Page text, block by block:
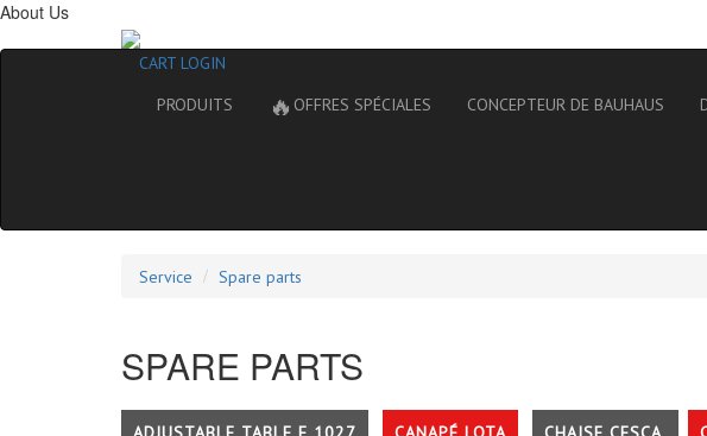
About Us
CART LOGIN
PRODUITS
🔥 OFFRES SPÉCIALES CONCEPTEUR DE BAUHAUS
Service Spare parts
SPARE PARTS